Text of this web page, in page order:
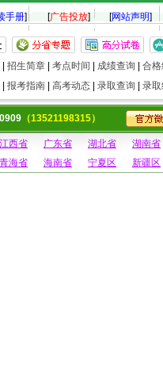
手册] [广告投放] [网站声明]
| 招生简章| 考点时间 成绩查询 合格
| 报考指南| 高考动态| 录取查询 录取
（13521198315）
江西省 广东省 湖北省 湖南省
青海省 海南省 宁夏区 新疆区